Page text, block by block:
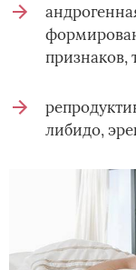
признаков,
либидо,